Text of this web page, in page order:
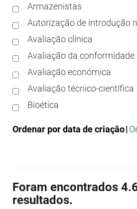
Armazenistas
Autorização de introdução
Avaliação clínica
Avaliação da conformidade
Avaliação económica
Avaliação técnico-científica
Bioética
Boas práticas de distribuição
Boas práticas de
Boas práticas de laboratório
Ordenar por data de criação|
Foram encontrados
resultados.